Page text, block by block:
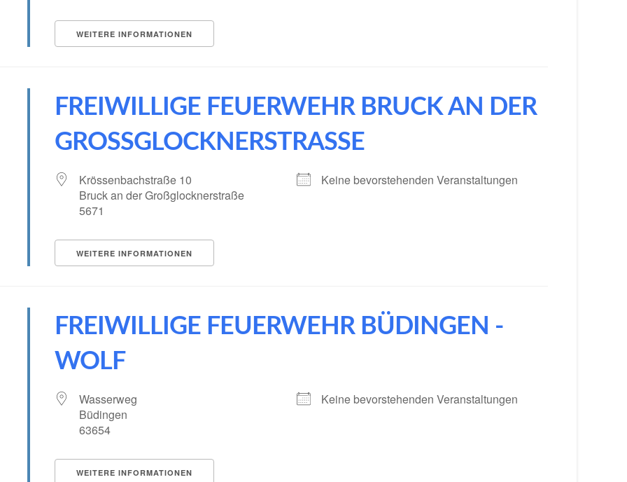
WEITERE INFORMATIONEN
FREIWILLIGE FEUERWEHR BRUCK AN DER
GROSSGLOCKNERSTRASSE
Krössenbachstraße 10
Bruck an der Großglocknerstraße
5671
Keine bevorstehenden Veranstaltungen
WEITERE INFORMATIONEN
FREIWILLIGE FEUERWEHR BÜDINGEN -
WOLF
Wasserweg
Büdingen
63654
Keine bevorstehenden Veranstaltungen
WEITERE INFORMATIONEN